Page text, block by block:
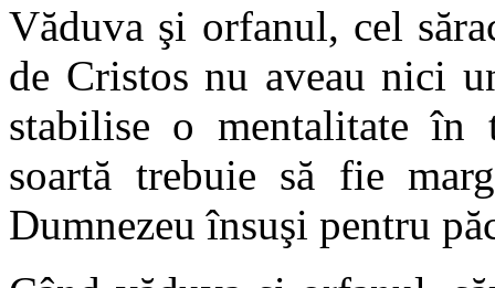
Văduva şi orfanul, cel
de Cristos nu aveau nici
stabilise o mentalitate
soartă trebuie să fie
Dumnezeu însuşi pentru